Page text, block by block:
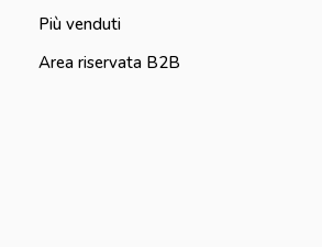
Più venduti
Area riservata B2B